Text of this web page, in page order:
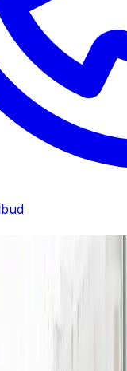
i
i
partner i
og
CO₂-styring —
fuld